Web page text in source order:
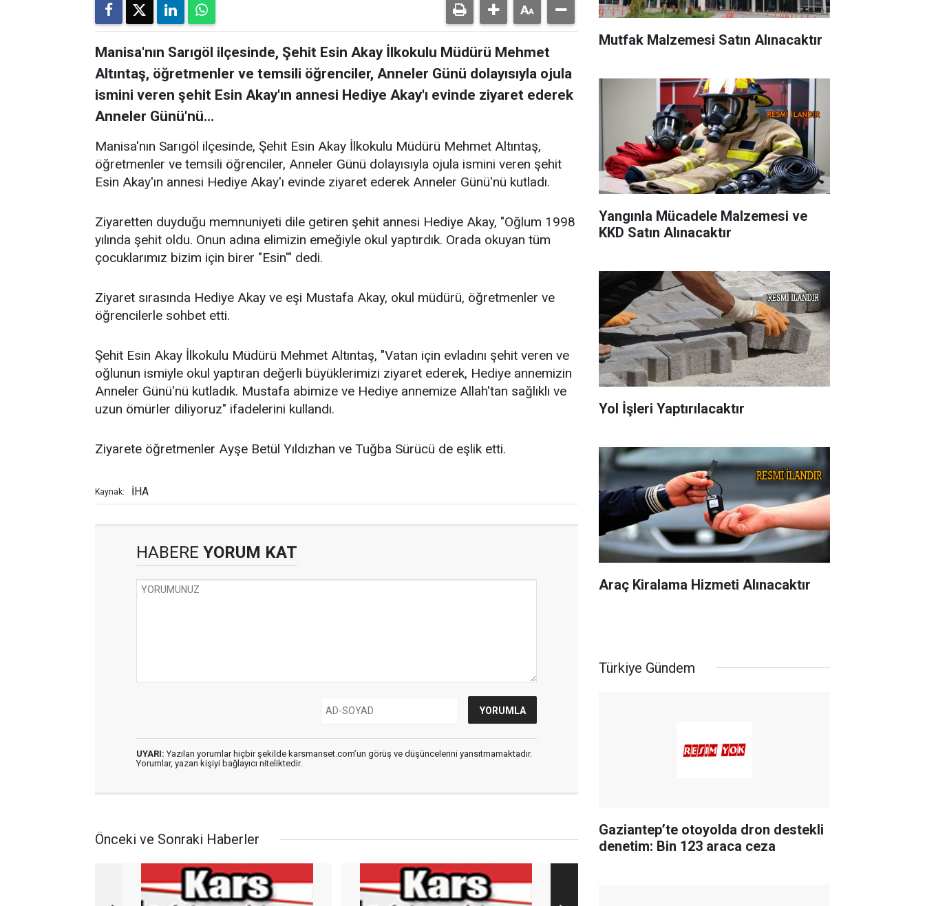
Manisa'nın Sarıgöl ilçesinde, Şehit Esin Akay İlkokulu Müdürü Mehmet
Altıntaş, öğretmenler ve temsili öğrenciler, Anneler Günü dolayısıyla ojula
ismini veren şehit Esin Akay'ın annesi Hediye Akay'ı evinde ziyaret ederek
Anneler Günü'nü...
Manisa'nın Sarıgöl ilçesinde, Şehit Esin Akay İlkokulu Müdürü Mehmet Altıntaş,
öğretmenler ve temsili öğrenciler, Anneler Günü dolayısıyla ojula ismini veren şehit
Esin Akay'ın annesi Hediye Akay'ı evinde ziyaret ederek Anneler Günü'nü kutladı.
Ziyaretten duyduğu memnuniyeti dile getiren şehit annesi Hediye Akay, "Oğlum 1998
yılında şehit oldu. Onun adına elimizin emeğiyle okul yaptırdık. Orada okuyan tüm
çocuklarımız bizim için birer "Esin'" dedi.
Ziyaret sırasında Hediye Akay ve eşi Mustafa Akay, okul müdürü, öğretmenler ve
öğrencilerle sohbet etti.
Şehit Esin Akay İlkokulu Müdürü Mehmet Altıntaş, "Vatan için evladını şehit veren ve
oğlunun ismiyle okul yaptıran değerli büyüklerimizi ziyaret ederek, Hediye annemizin
Anneler Günü'nü kutladık. Mustafa abimize ve Hediye annemize Allah'tan sağlıklı ve
uzun ömürler diliyoruz" ifadelerini kullandı.
Ziyarete öğretmenler Ayşe Betül Yıldızhan ve Tuğba Sürücü de eşlik etti.
Kaynak: İHA
HABERE YORUM KAT
UYARI: Yazılan yorumlar hiçbir şekilde karsmanset.com’un görüş ve düşüncelerini yansıtmamaktadır.
Yorumlar, yazan kişiyi bağlayıcı niteliktedir.
Önceki ve Sonraki Haberler
Mutfak Malzemesi Satın Alınacaktır
Yangınla Mücadele Malzemesi ve
KKD Satın Alınacaktır
Yol İşleri Yaptırılacaktır
Araç Kiralama Hizmeti Alınacaktır
Türkiye Gündem
Gaziantep’te otoyolda dron destekli
denetim: Bin 123 araca ceza